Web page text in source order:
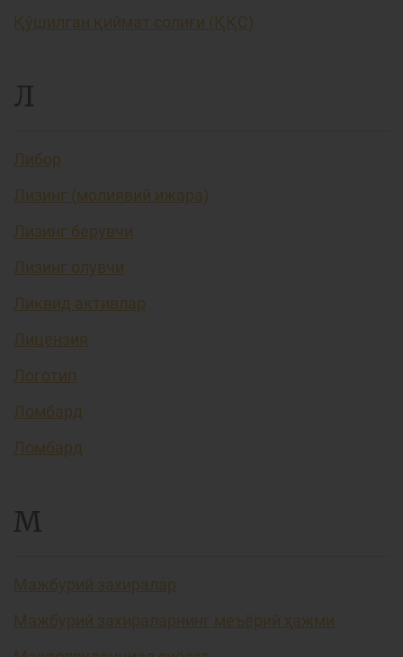
Қўшилган қиймат солиғи (ҚҚС)
Л
Либор
Лизинг (молиявий ижара)
Лизинг берувчи
Лизинг олувчи
Ликвид активлар
Лицензия
Логотип
Ломбард
Ломбард
М
Мажбурий захиралар
Мажбурий захираларнинг меъёрий ҳажми